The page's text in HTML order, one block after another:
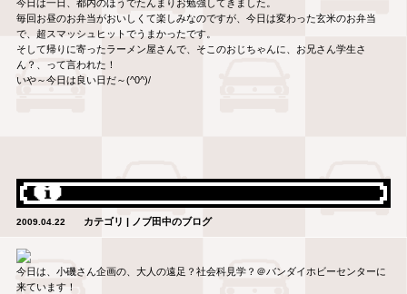
今日は一日、都内のほうでたんまりお勉強してきました。
毎回お昼のお弁当がおいしくて楽しみなのですが、今日は変わった玄米のお弁当
で、超スマッシュヒットでうまかったです。
そして帰りに寄ったラーメン屋さんで、そこのおじちゃんに、お兄さん学生さ
ん？、って言われた！
いや～今日は良い日だ～(^0^)/
2009.04.22 カテゴリ | ノブ田中のブログ
今日は、小磯さん企画の、大人の遠足？社会科見学？＠バンダイホビーセンターに
来ています！